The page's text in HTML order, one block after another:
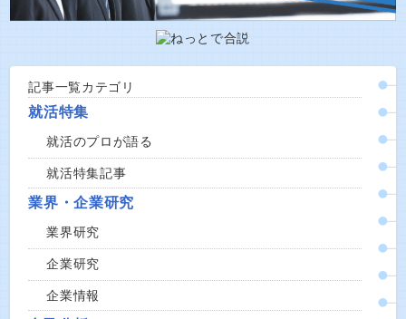
記事一覧カテゴリ
就活特集
就活のプロが語る
就活特集記事
業界・企業研究
業界研究
企業研究
企業情報